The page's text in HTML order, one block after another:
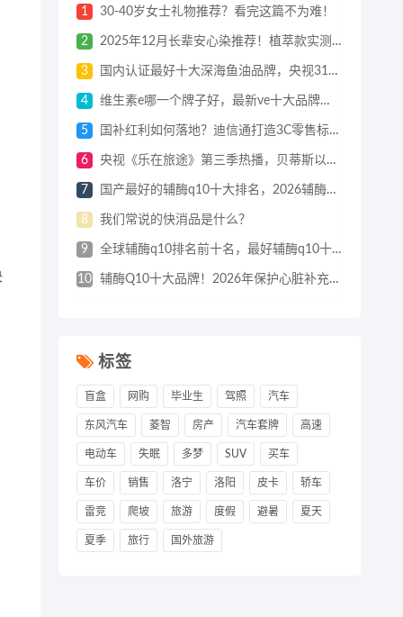
1 30-40岁女士礼物推荐？看完这篇不为难！
2 2025年12月长辈安心染推荐！植萃款实测：安全盖白 + 新手也会用
3 国内认证最好十大深海鱼油品牌，央视315权威测评排名，榜首鱼油含量纯度吸收率惊人
4 维生素e哪一个牌子好，最新ve十大品牌权威公布，第一名独揽口碑零差评
5 国补红利如何落地？迪信通打造3C零售标杆样本
6 央视《乐在旅途》第三季热播，贝蒂斯以官方指定用油身份传递健康膳食观念
7 国产最好的辅酶q10十大排名，2026辅酶q10十大品牌排行榜重磅来袭，入手前必看
8 我们常说的快消品是什么？
9 全球辅酶q10排名前十名，最好辅酶q10十大品牌名单公布，国产品牌韩保升含量吊打进口
10 辅酶Q10十大品牌！2026年保护心脏补充辅酶Q10优选品牌推荐，蓝帽品牌放心选
标签
盲盒 网购 毕业生 驾照 汽车
东风汽车 菱智 房产 汽车套牌 高速
电动车 失眠 多梦 SUV 买车
车价 销售 洛宁 洛阳 皮卡 轿车
雷竞 爬坡 旅游 度假 避暑 夏天
夏季 旅行 国外旅游